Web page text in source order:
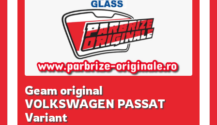
Geam original
VOLKSWAGEN PASSAT
Variant